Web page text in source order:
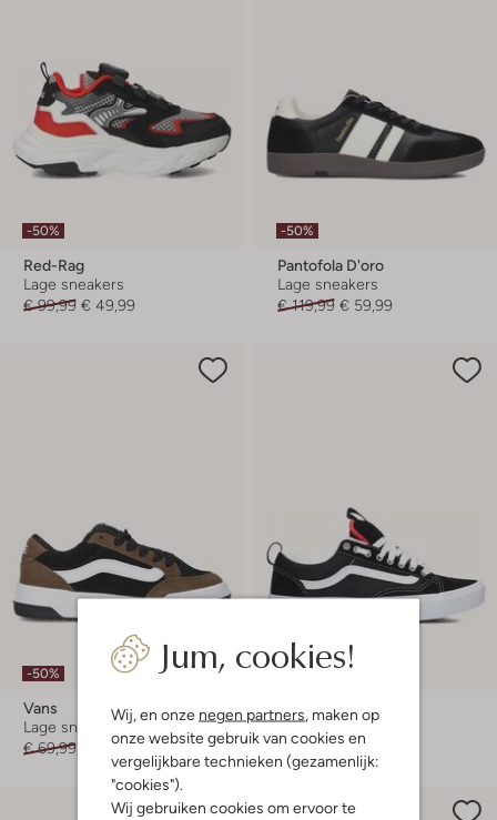
Jum, cookies!
Wij, en onze negen partners , maken op
onze website gebruik van cookies en
vergelijkbare technieken (gezamenlijk:
"cookies").
Wij gebruiken cookies om ervoor te
-50%
Red-Rag
Lage sneakers
€ 99,99 € 49,99
-50%
Pantofola D'oro
Lage sneakers
€ 119,99 € 59,99
-50%
Vans
Lage sneakers
€ 69,99
€ 34,99
Vans
Lage sneakers
€ 84,99 € 50,99